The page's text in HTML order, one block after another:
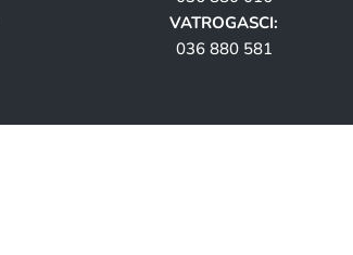
VATROGASCI:
036 880 581